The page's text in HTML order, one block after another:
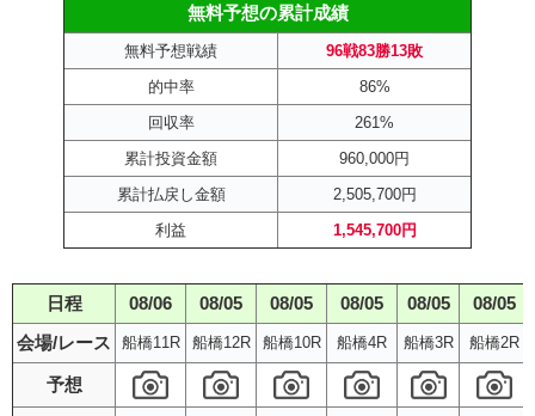
無料予想の累計成績
無料予想戦績
96戦83勝13敗
的中率
86%
回収率
261%
累計投資金額
960,000円
累計払戻し金額
2,505,700円
利益
1,545,700円
日程 08/06 08/05 08/05 08/05 08/05 08/05
会場/レース 船橋11R 船橋12R 船橋10R 船橋4R 船橋3R 船橋2R
予想